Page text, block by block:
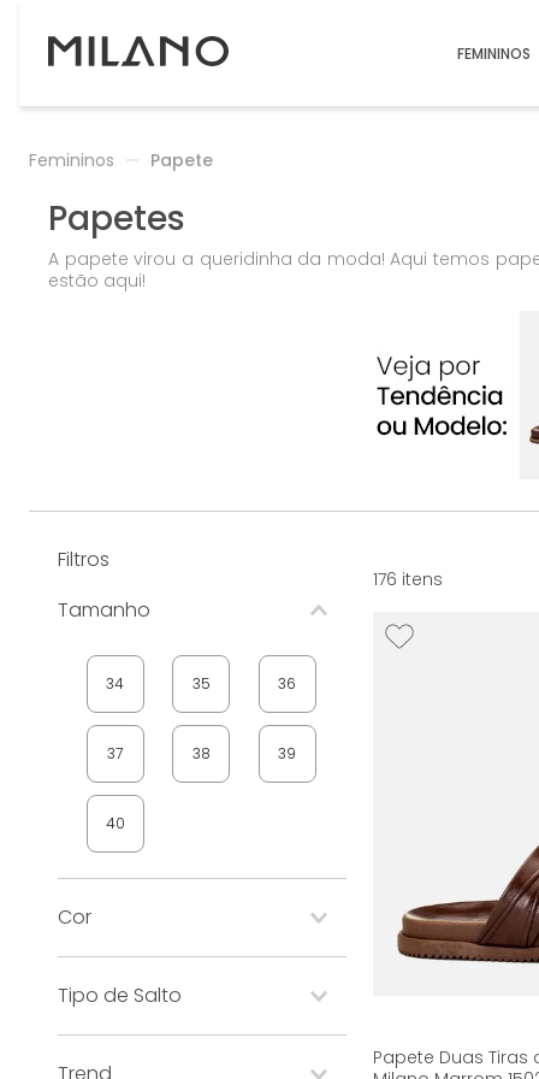
FEMININOS
Femininos Papete
Papetes
A papete virou a queridinha da moda! Aqui temos
estão aqui!
Filtros
Tamanho
34 35 36
37 38 39
40
Cor
colorido
Tipo de Salto
176
Papete Duas Tiras